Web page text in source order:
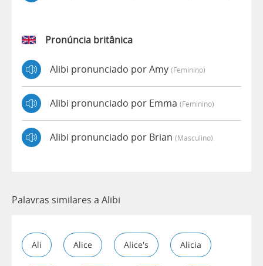
Pronúncia britânica
Alibi pronunciado por Amy (feminino)
Alibi pronunciado por Emma (feminino)
Alibi pronunciado por Brian (masculino)
Palavras similares a Alibi
Ali Alice Alice's Alicia